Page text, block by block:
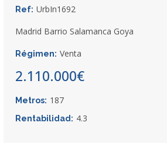
Ref: UrbIn1692
Madrid Barrio Salamanca Goya
Régimen: Venta
2.110.000€
Metros: 187
Rentabilidad: 4.3